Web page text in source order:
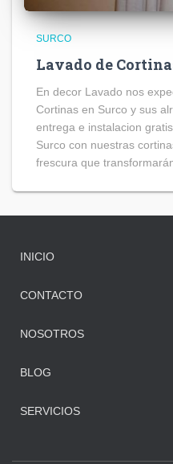
SURCO
Lavado de
En decor Lavado nos
Cortinas en Surco y sus
entrega e instalacion
Surco con nuestras
frescura que
INICIO
CONTACTO
NOSOTROS
BLOG
SERVICIOS